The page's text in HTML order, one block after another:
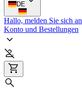
DE
Hallo, melden Sie sich an
Konto und Bestellungen